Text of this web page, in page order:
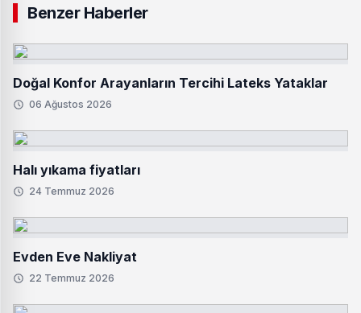
Benzer Haberler
Doğal Konfor Arayanların Tercihi Lateks Yataklar
06 Ağustos 2026
Halı yıkama fiyatları
24 Temmuz 2026
Evden Eve Nakliyat
22 Temmuz 2026